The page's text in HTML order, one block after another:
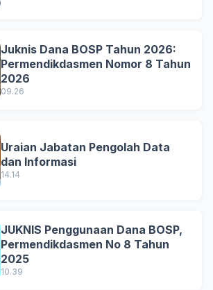
Juknis Dana BOSP Tahun 2026:
Permendikdasmen Nomor 8 Tahun
2026
09.26
Uraian Jabatan Pengolah Data
dan Informasi
14.14
JUKNIS Penggunaan Dana BOSP,
Permendikdasmen No 8 Tahun
2025
10.39